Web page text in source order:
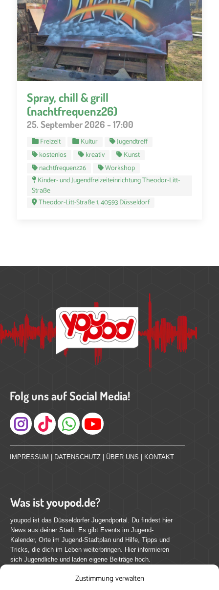
Zustimmung verwalten
Spray, chill & grill
(nachtfrequenz26)
25. September 2026 - 17:00
Freizeit Kultur
Jugendtreff
kostenlos
kreativ
Kunst
nachtfrequenz26
Workshop
Kinder- und Jugendfreizeiteinrichtung Theodor-Litt-
Straße
Theodor-Litt-Straße 1, 40593 Düsseldorf
Folg uns auf Social Media!
Instagram
IMPRESSUM DATENSCHUTZ ÜBER UNS KONTAKT
Was ist youpod.de?
youpod ist das Düsseldorfer Jugendportal. Du findest hier
News aus deiner Stadt. Es gibt Events im Jugend-
Kalender, Orte im Jugend-Stadtplan und Hilfe, Tipps und
Tricks, die dich im Leben weiterbringen. Hier informieren
sich Jugendliche und laden eigene Beiträge hoch.